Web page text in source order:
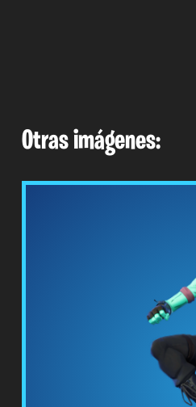
Otras imágenes: